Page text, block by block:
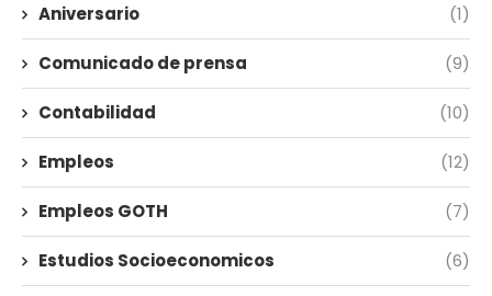
Aniversario (1)
Comunicado de prensa (9)
Contabilidad (10)
Empleos (12)
Empleos GOTH (7)
Estudios Socioeconomicos (6)